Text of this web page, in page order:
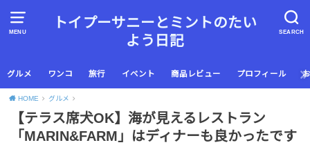
MENU SEARCH
トイプーサニーとミントのたい
よう日記
グルメ ワンコ 旅行 イベント 商品レビュー プロフィール
HOME グルメ
【テラス席犬OK】海が見えるレストラン
「MARIN&FARM」はディナーも良かったです